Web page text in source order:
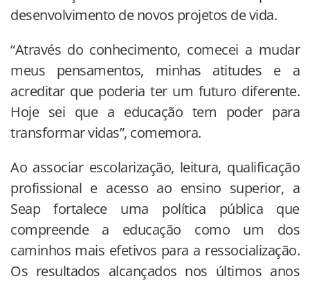
desenvolvimento de novos projetos de vida.
“Através do conhecimento, comecei a mudar
meus pensamentos, minhas atitudes e a
acreditar que poderia ter um futuro diferente.
Hoje sei que a educação tem poder para
transformar vidas”, comemora.
Ao associar escolarização, leitura, qualificação
profissional e acesso ao ensino superior, a
Seap fortalece uma política pública que
compreende a educação como um dos
caminhos mais efetivos para a ressocialização.
Os resultados alcançados nos últimos anos